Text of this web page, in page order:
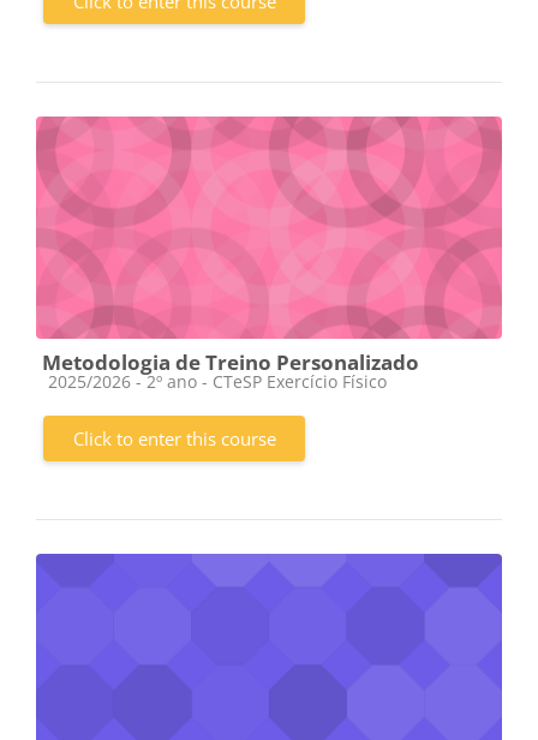
Metodologia de Treino Personalizado
Course category
2025/2026 - 2º ano - CTeSP Exercício Físico
Click to enter this course